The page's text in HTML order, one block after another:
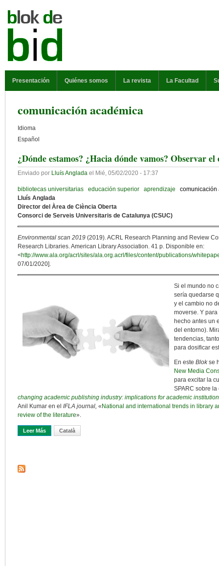
Presentación Quiénes somos La revista La Facultad
comunicación académica
Idioma
Español
¿Dónde estamos? ¿Hacia dónde vamos? Observar
Enviado por Lluís Anglada el Mié, 05/02/2020 - 17:37
bibliotecas universitarias educación superior aprendizaje
comunicación
Lluís Anglada
Director del Àrea de Ciència Oberta
Consorci de Serveis Universitaris de Catalunya (CSUC)
Environmental scan 2019 (2019). ACRL Research Planning and Review
Research Libraries. American Library Association. 41 p. Disponible en:
<http://www.ala.org/acrl/sites/ala.org.acrl/files/content/publications/
07/01/2020].
Si el mundo no
sería quedarse
y el cambio no
moverse. Y
hecho antes un
del entorno).
tendencias,
para dosificar
En este Blokse
New Media
para excitar la
SPARC sobre
changing academic publishing industry: implications for academic
Anil Kumar en el IFLA journal, « National and international trends in library
review of the literature».
Leer Más Sobre ¿Dónde Estamos? ¿Hacia Dónde Vamos? Observar El
Català